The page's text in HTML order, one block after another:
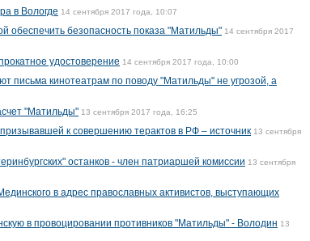
в Вологде 14 сентября 2017 года, 10:07
обеспечить безопасность показа "Матильды" 14 сентября 2017
удостоверение 14 сентября 2017 года, 10:00
письма кинотеатрам по поводу "Матильды" не угрозой, а
"Матильды" 13 сентября 2017 года, 16:25
к совершению терактов в РФ – источник 13 сентября
останков - член патриаршей комиссии 13 сентября
в адрес православных активистов, выступающих
в провоцировании противников "Матильды" - Володин 13